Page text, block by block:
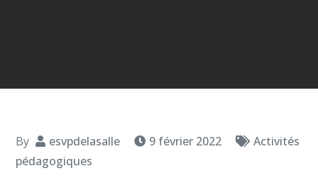
By esvpdelasalle 9 février 2022
Activités
pédagogiques